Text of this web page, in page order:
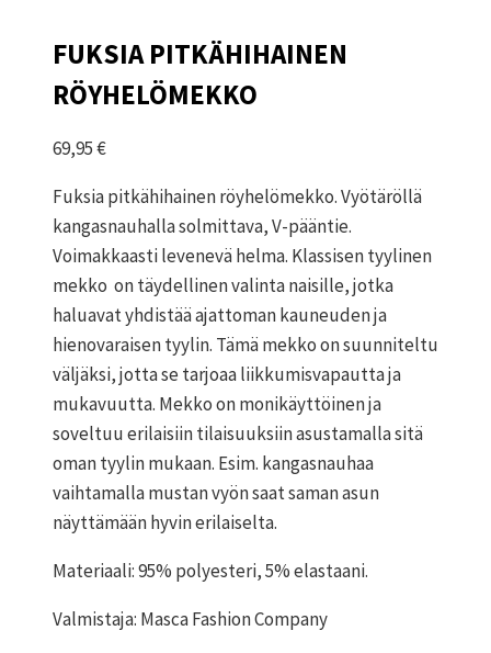
FUKSIA PITKÄHIHAINEN
RÖYHELÖMEKKO
69,95€
Fuksia pitkähihainen röyhelömekko. Vyötäröllä
kangasnauhalla solmittava, V-pääntie.
Voimakkaasti levenevä helma. Klassisen tyylinen
mekko on täydellinen valinta naisille, jotka
haluavat yhdistää ajattoman kauneuden ja
hienovaraisen tyylin. Tämä mekko on suunniteltu
väljäksi, jotta se tarjoaa liikkumisvapautta ja
mukavuutta. Mekko on monikäyttöinen ja
soveltuu erilaisiin tilaisuuksiin asustamalla sitä
oman tyylin mukaan. Esim. kangasnauhaa
vaihtamalla mustan vyön saat saman asun
näyttämään hyvin erilaiselta.
Materiaali: 95% polyesteri, 5% elastaani.
Valmistaja: Masca Fashion Company